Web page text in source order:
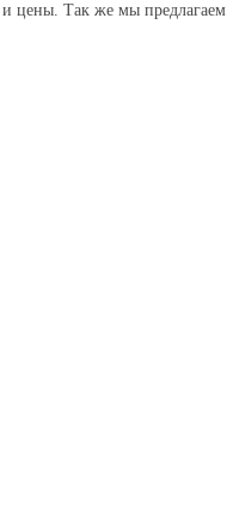
и цены. Так же мы предлагаем